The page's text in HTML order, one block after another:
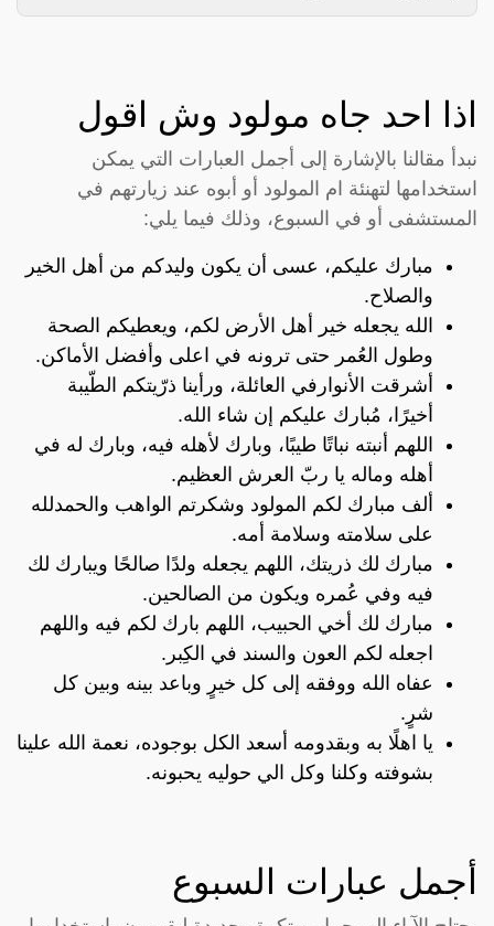
اذا احد جاه مولود وش اقول
نبدأ مقالنا بالإشارة إلى أجمل العبارات التي يمكن
استخدامها لتهنئة ام المولود أو أبوه عند زيارتهم في
المستشفى أو في السبوع، وذلك فيما يلي:
مبارك عليكم، عسى أن يكون وليدكم من أهل الخير
والصلاح.
الله يجعله خير أهل الأرض لكم، ويعطيكم الصحة
وطول العُمر حتى ترونه في اعلى وأفضل الأماكن.
أشرقت الأنوارفي العائلة، ورأينا ذرّيتكم الطّيبة
أخيرًا، مُبارك عليكم إن شاء الله.
اللهم أنبته نباتًا طيبًا، وبارك لأهله فيه، وبارك له في
أهله وماله يا ربّ العرش العظيم.
ألف مبارك لكم المولود وشكرتم الواهب والحمدلله
على سلامته وسلامة أمه.
مبارك لك ذريتك، اللهم يجعله ولدًا صالحًا ويبارك لك
فيه وفي عُمره ويكون من الصالحين.
مبارك لك أخي الحبيب، اللهم بارك لكم فيه واللهم
اجعله لكم العون والسند في الكِبر.
عفاه الله ووفقه إلى كل خيرٍ وباعد بينه وبين كل
شرٍ.
يا اهلًا به وبقدومه أسعد الكل بوجوده، نعمة الله علينا
بشوفته وكلنا وكل الي حوليه يحبونه.
أجمل عبارات السبوع